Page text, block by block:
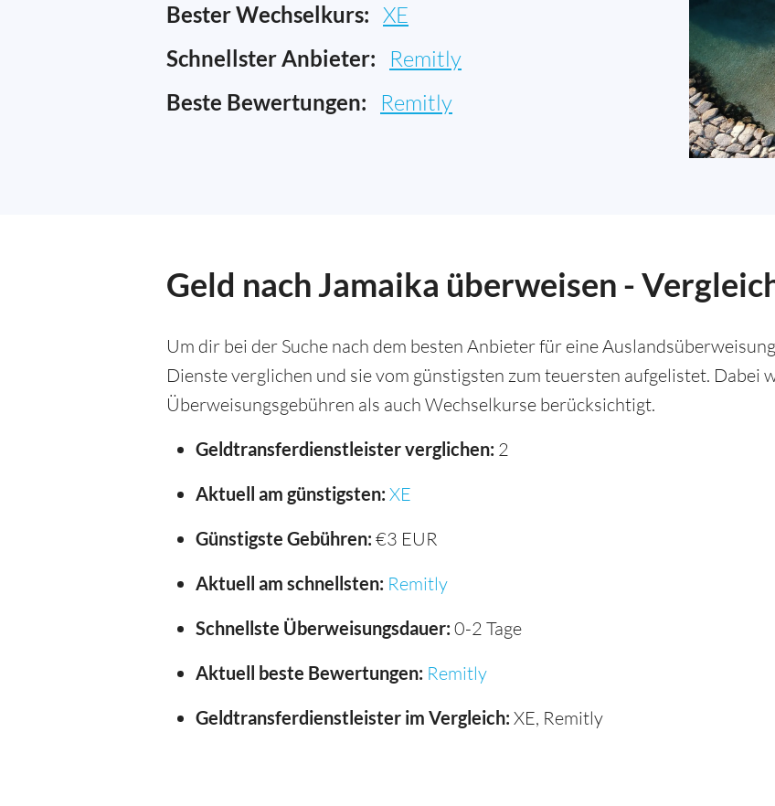
Bester Wechselkurs: XE
Schnellster Anbieter: Remitly
Beste Bewertungen: Remitly
Geld nach Jamaika überweisen -
Um dir bei der Suche nach dem besten Anbieter für eine
Dienste verglichen und sie vom günstigsten zum teuersten aufgelistet. Dabei
Überweisungsgebühren als auch Wechselkurse berücksichtigt.
Geldtransferdienstleister verglichen: 2
Aktuell am günstigsten: XE
Günstigste Gebühren: €3 EUR
Aktuell am schnellsten: Remitly
Schnellste Überweisungsdauer: 0-2 Tage
Aktuell beste Bewertungen: Remitly
Geldtransferdienstleister im Vergleich: XE, Remitly